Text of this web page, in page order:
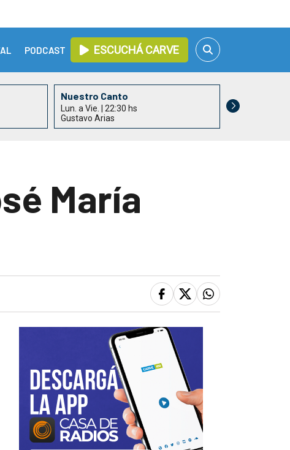
PODCAST ESCUCHÁ CARVE
Nuestro Canto
Lun. a Vie. | 22:30 hs
Gustavo Arias
María